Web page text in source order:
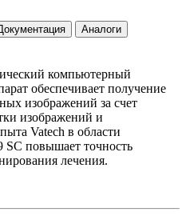
Аналоги
компьютерный
обеспечивает получение
изображений за счет
изображений и
Vatech в области
SC повышает точность
лечения.